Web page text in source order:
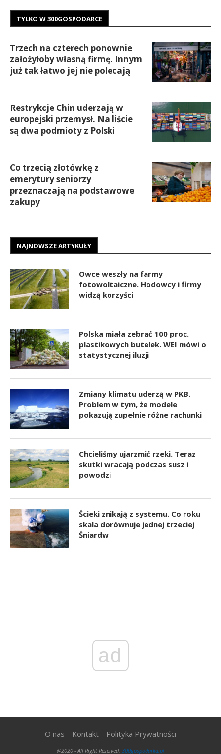
TYLKO W 300GOSPODARCE
Trzech na czterech ponownie
założyłoby własną firmę. Innym
już tak łatwo jej nie polecają
Restrykcje Chin uderzają w
europejski przemysł. Na liście
są dwa podmioty z Polski
Co trzecią złotówkę z
emerytury seniorzy
przeznaczają na podstawowe
zakupy
NAJNOWSZE ARTYKUŁY
Owce weszły na farmy
fotowoltaiczne. Hodowcy i firmy
widzą korzyści
Polska miała zebrać 100 proc.
plastikowych butelek. WEI mówi o
statystycznej iluzji
Zmiany klimatu uderzą w PKB.
Problem w tym, że modele
pokazują zupełnie różne rachunki
Chcieliśmy ujarzmić rzeki. Teraz
skutki wracają podczas susz i
powodzi
Ścieki znikają z systemu. Co roku
skala dorównuje jednej trzeciej
Śniardw
ad
O nas Kontakt Polityka Prywatności
@2020 - All Right Reserved. 300gospodarka.pl